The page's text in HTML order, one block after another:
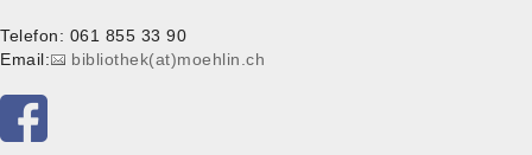
Telefon: 061 855 33 90
Email:
bibliothek(at)moehlin.ch